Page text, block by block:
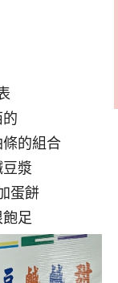
的組合
漿
蛋餅
足